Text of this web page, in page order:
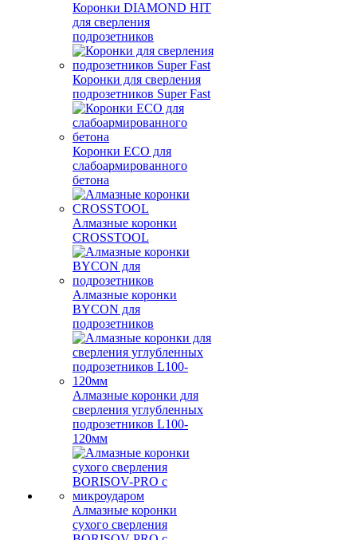
Коронки DIAMOND HIT
для сверления
подрозетников
Коронки для сверления
подрозетников Super Fast
Коронки ECO для
слабоармированного
бетона
Алмазные коронки
CROSSTOOL
Алмазные коронки
BYCON для
подрозетников
Алмазные коронки для
сверления углубленных
подрозетников L100-
120мм
Алмазные коронки
сухого сверления